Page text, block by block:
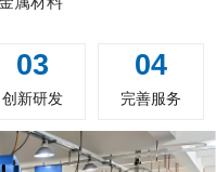
03
创新研发
04
完善服务